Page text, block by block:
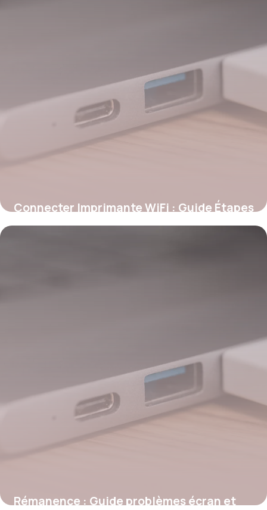
Connecter Imprimante WiFi : Guide Étapes
28 mai 2026
Rémanence : Guide problèmes écran et